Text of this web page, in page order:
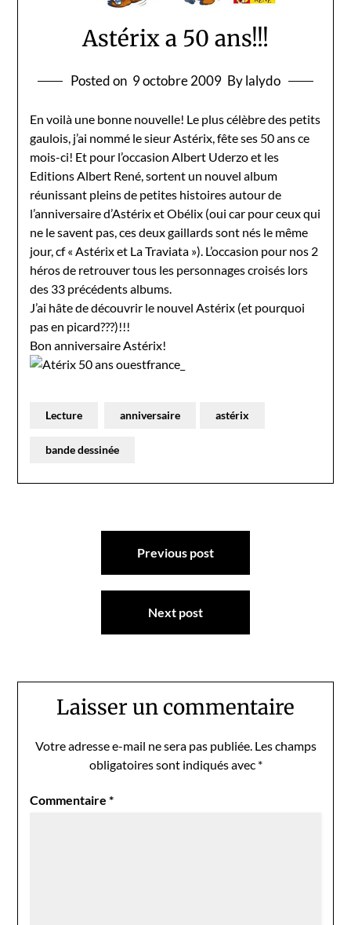
Astérix a 50 ans!!!
Posted on 9 octobre 2009 By lalydo
En voilà une bonne nouvelle! Le plus célèbre des petits
gaulois, j’ai nommé le sieur Astérix, fête ses 50 ans ce
mois-ci! Et pour l’occasion Albert Uderzo et les
Editions Albert René, sortent un nouvel album
réunissant pleins de petites histoires autour de
l’anniversaire d’Astérix et Obélix (oui car pour ceux qui
ne le savent pas, ces deux gaillards sont nés le même
jour, cf « Astérix et La Traviata »). L’occasion pour nos 2
héros de retrouver tous les personnages croisés lors
des 33 précédents albums.
J’ai hâte de découvrir le nouvel Astérix (et pourquoi
pas en picard???)!!!
Bon anniversaire Astérix!
Lecture anniversaire astérix
bande dessinée
Navigation
Previous post
Next post
Laisser un commentaire
Votre adresse e-mail ne sera pas publiée. Les champs
obligatoires sont indiqués avec *
Commentaire*